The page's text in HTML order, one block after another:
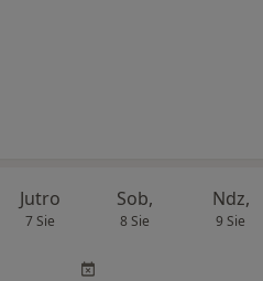
Jutro
7 Sie
Sob,
8 Sie
Ndz,
9 Sie